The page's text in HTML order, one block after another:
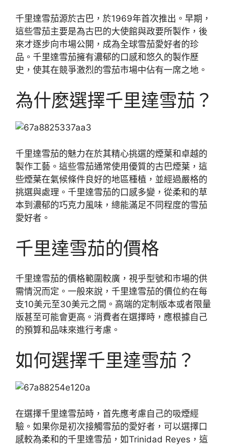
千里達雪茄源於古巴，於1969年首次推出。早期，
這些雪茄主要是為古巴的大使館與政要所製作，後
來才逐步向市場公開，成為全球雪茄愛好者的珍
品。千里達雪茄擁有濃郁的口感和悠久的製作歷
史，使其在競爭激烈的雪茄市場中佔有一席之地。
為什麼選擇千里達雪茄？
千里達雪茄的魅力在於其精心挑選的煙葉和卓越的
製作工藝。這些雪茄通常使用優質的古巴煙葉，這
些煙葉在氣候條件良好的地區種植，並經過嚴格的
挑選與處理。千里達雪茄的口感多變，從柔和的草
本到濃郁的巧克力風味，總能滿足不同程度的雪茄
愛好者。
千里達雪茄的價格
千里達雪茄的價格範圍較廣，視乎型號和市場的供
需情況而定。一般來說，千里達雪茄的價位約在每
支10美元至30美元之間。高端的定制版本或者限量
版甚至可能會更高。消費者在選擇時，應根據自己
的預算和品味來進行考慮。
如何選擇千里達雪茄？
在選擇千里達雪茄時，首先應考慮自己的吸煙經
驗。如果你是初次接觸雪茄的愛好者，可以選擇口
感較為柔和的千里達雪茄，如Trinidad Reyes，這